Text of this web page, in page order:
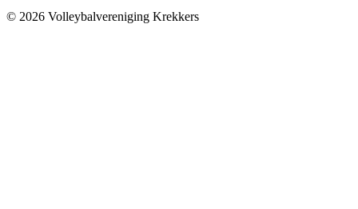
© 2026 Volleybalvereniging Krekkers